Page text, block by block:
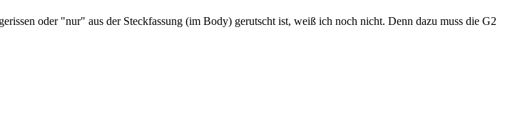
oder "nur" aus der Steckfassung (im Body) gerutscht ist, weiß ich noch nicht. Denn dazu muss die G2